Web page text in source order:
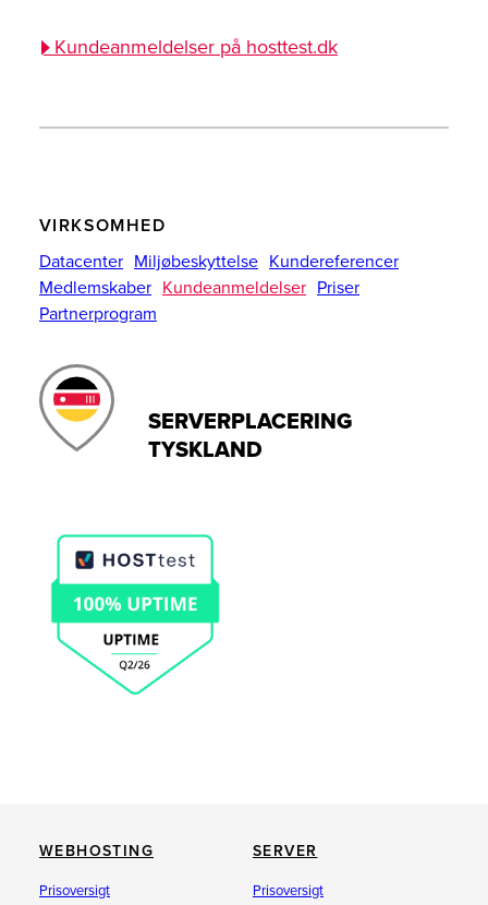
Kundeanmeldelser på hosttest.dk
VIRKSOMHED
Datacenter Miljøbeskyttelse Kundereferencer
Medlemskaber Kundeanmeldelser Priser
Partnerprogram
SERVERPLACERING
TYSKLAND
WEBHOSTING
Prisoversigt
SERVER
Prisoversigt